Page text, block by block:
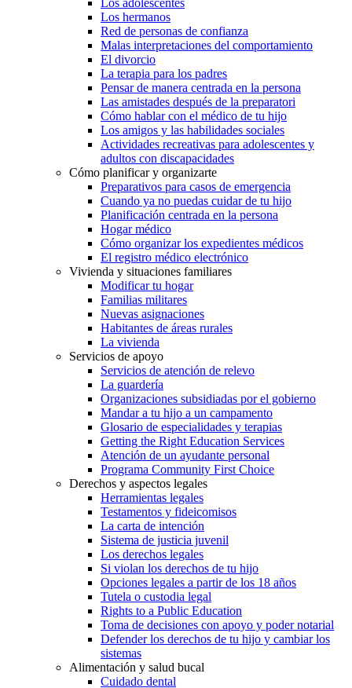
Los hermanos
Red de personas de confianza
Malas interpretaciones del comportamiento
El divorcio
La terapia para los padres
Pensar de manera centrada en la persona
Las amistades después de la preparatori
Cómo hablar con el médico de tu hijo
Los amigos y las habilidades sociales
Actividades recreativas para adolescentes y
adultos con discapacidades
Cómo planificar y organizarte
Preparativos para casos de emergencia
Cuando ya no puedas cuidar de tu hijo
Planificación centrada en la persona
Hogar médico
Cómo organizar los expedientes médicos
El registro médico electrónico
Vivienda y situaciones familiares
Modificar tu hogar
Familias militares
Nuevas asignaciones
Habitantes de áreas rurales
La vivienda
Servicios de apoyo
Servicios de atención de relevo
La guardería
Organizaciones subsidiadas por el gobierno
Mandar a tu hijo a un campamento
Glosario de especialidades y terapias
Getting the Right Education Services
Atención de un ayudante personal
Programa Community First Choice
Derechos y aspectos legales
Herramientas legales
Testamentos y fideicomisos
La carta de intención
Sistema de justicia juvenil
Los derechos legales
Si violan los derechos de tu hijo
Opciones legales a partir de los 18 años
Tutela o custodia legal
Rights to a Public Education
Toma de decisiones con apoyo y poder notarial
Defender los derechos de tu hijo y cambiar los
sistemas
Alimentación y salud bucal
Cuidado dental